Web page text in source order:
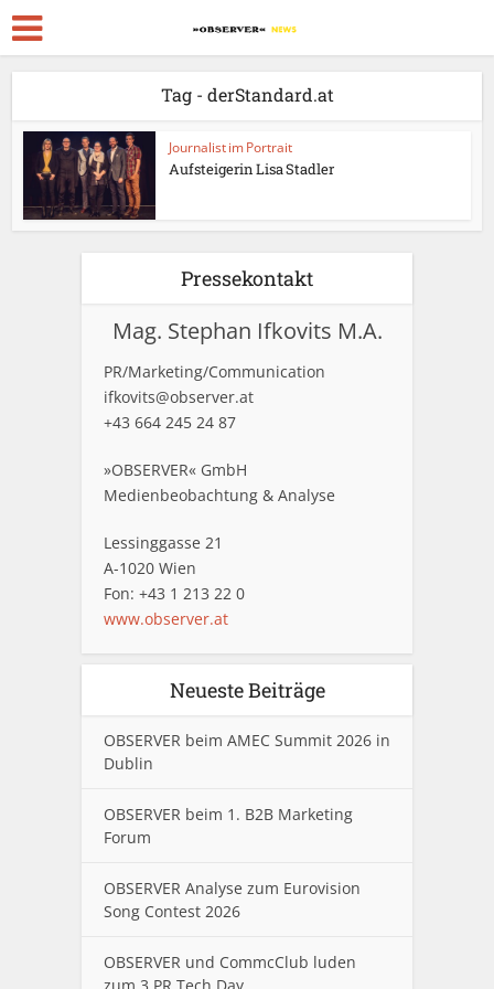
Tag - derStandard.at
Journalist im Portrait
Aufsteigerin Lisa Stadler
Pressekontakt
Mag. Stephan Ifkovits M.A.
PR/Marketing/Communication
ifkovits@observer.at
+43 664 245 24 87
»OBSERVER« GmbH
Medienbeobachtung & Analyse
Lessinggasse 21
A-1020 Wien
Fon: +43 1 213 22 0
www.observer.at
Neueste Beiträge
OBSERVER beim AMEC Summit 2026 in
Dublin
OBSERVER beim 1. B2B Marketing
Forum
OBSERVER Analyse zum Eurovision
Song Contest 2026
OBSERVER und CommcClub luden